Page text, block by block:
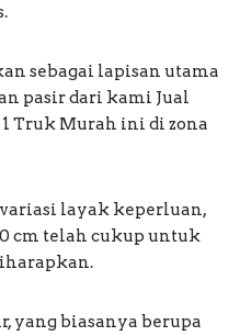
sebagai lapisan utama
pasir dari kami Jual
Truk Murah ini di zona
layak keperluan,
cm telah cukup untuk
yang biasanya berupa